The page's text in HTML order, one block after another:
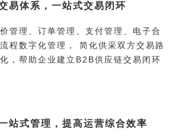
易体系，一站式交易闭环
管理、订单管理、支付管理、电子合
程数字化管理， 简化供采双方交易路
，帮助企业建立B2B供应链交易闭环
站式管理，提高运营综合效率